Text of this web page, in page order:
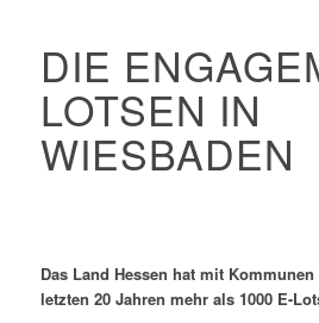
DIE
LOTSEN IN
WIESBADEN
Das Land Hessen hat mit
letzten 20 Jahren mehr als 1000 E-